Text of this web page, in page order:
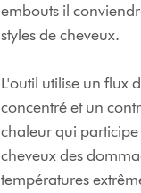
embouts il
styles de cheveux.
L'outil utilise un flux
concentré et un
chaleur qui
cheveux des
températures